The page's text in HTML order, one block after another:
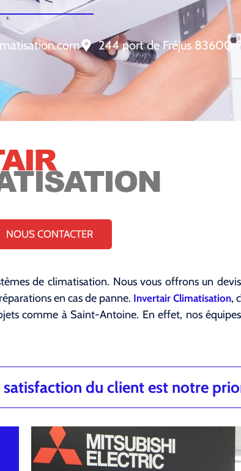
244 port de Fréjus 83600
NOUS CONTACTER
de climatisation. Nous vous offrons un
en cas de panne. Invertair Climatisation,
comme à Saint-Antoine. En effet, nos
du client est notre